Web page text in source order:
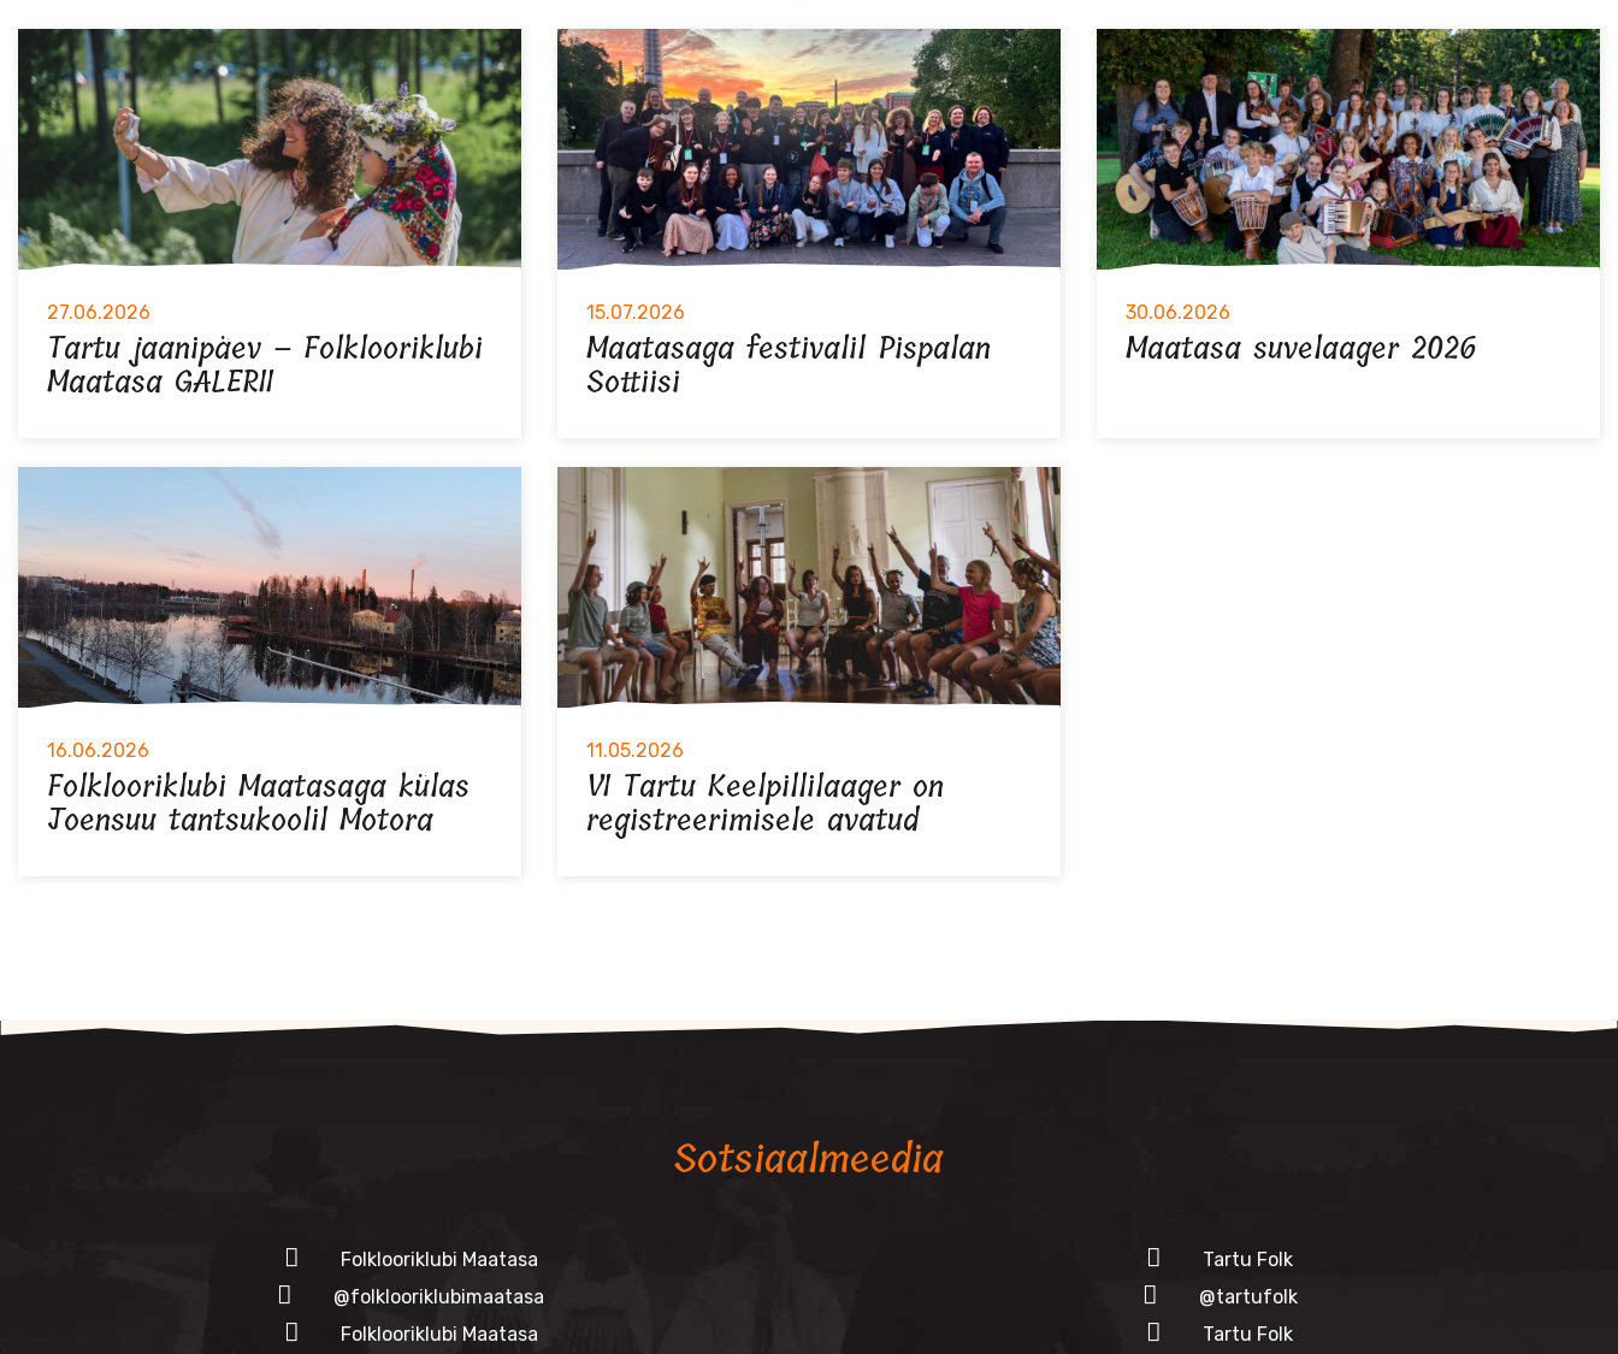
27.06.2026
Tartu jaanipäev – Folklooriklubi
Maatasa GALERII
15.07.2026
Maatasaga festivalil Pispalan
Sottiisi
30.06.2026
Maatasa suvelaager 2026
16.06.2026
Folklooriklubi Maatasaga külas
Joensuu tantsukoolil Motora
11.05.2026
VI Tartu Keelpillilaager on
registreerimisele avatud
Sotsiaalmeedia
Folklooriklubi Maatasa
Tartu Folk
@folklooriklubimaatasa
@tartufolk
Folklooriklubi Maatasa
Tartu Folk